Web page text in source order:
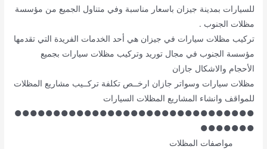
للسيارات بمدينة جيزان باسعار مناسبة وفي متناول الجميع من مؤسسة
مظلات الجنوب .
تركيب مظلات سيارات في جيزان هي أحد الخدمات الفريدة التي تقدمها
مؤسسة الجنوب في مجال توريد وتركيب مظلات سيارات بجميع
الأحجام والاشكال جازان
مظلات سيارات وسواتر جازان ارخــص تكلفة تركــيب مشاريع المظلات
للمواقف وانشاء المشاريع المظلات السيارات
●●●●●●●●●●●●●●●●●●●●●●●●●●●●●●●
●●●●●●●
مواصفات المظلات